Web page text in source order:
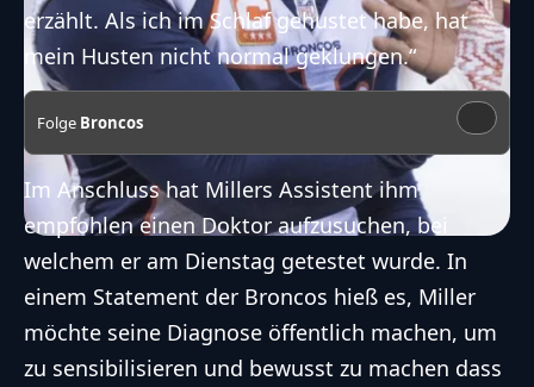
erzählt. Als ich im Schlaf gehustet habe, hat
mein Husten nicht normal geklungen.“
Folge Broncos
Im Anschluss hat Millers Assistent ihm
empfohlen einen Doktor aufzusuchen, bei
welchem er am Dienstag getestet wurde. In
einem Statement der Broncos hieß es, Miller
möchte seine Diagnose öffentlich machen, um
zu sensibilisieren und bewusst zu machen dass